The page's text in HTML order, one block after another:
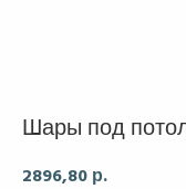
Шары под
2896,80 р.